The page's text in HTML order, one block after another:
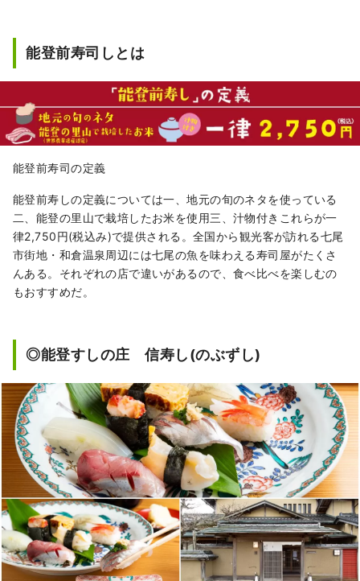
能登前寿司しとは
能登前寿司の定義
能登前寿しの定義については一、地元の旬のネタを使っている
二、能登の里山で栽培したお米を使用三、汁物付きこれらが一
律2,750円(税込み)で提供される。全国から観光客が訪れる七尾
市街地・和倉温泉周辺には七尾の魚を味わえる寿司屋がたくさ
んある。それぞれの店で違いがあるので、食べ比べを楽しむの
もおすすめだ。
◎能登すしの庄 信寿し(のぶずし)